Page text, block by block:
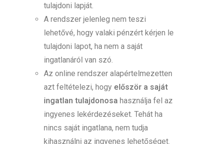
tulajdoni lapját.
A rendszer jelenleg nem teszi
lehetővé, hogy valaki pénzért kérjen le
tulajdoni lapot, ha nem a saját
ingatlanáról van szó.
Az online rendszer alapértelmezetten
azt feltételezi, hogy először a saját
ingatlan tulajdonosa használja fel az
ingyenes lekérdezéseket. Tehát ha
nincs saját ingatlana, nem tudja
kihasználni az ingyenes lehetőséget.